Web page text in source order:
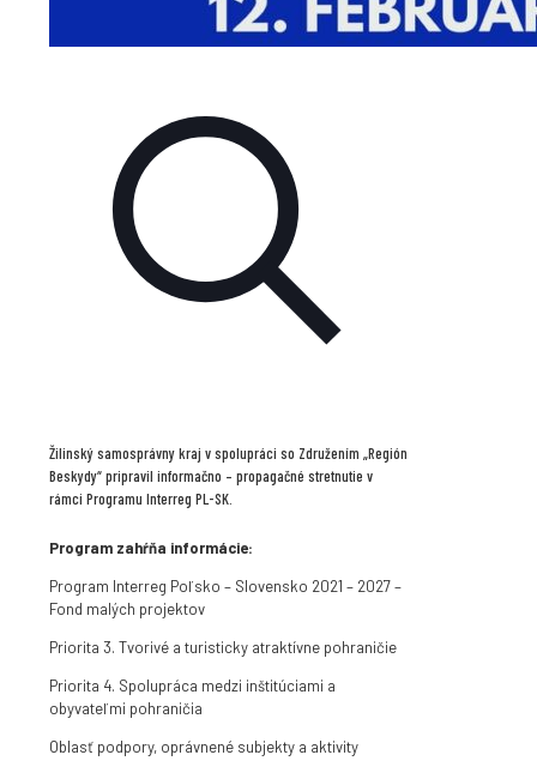
Žilinský samosprávny kraj v spolupráci so Združením „Región
Beskydy“ pripravil informačno – propagačné stretnutie v
rámci Programu Interreg PL-SK.
Program zahŕňa informácie:
Program Interreg Poľsko – Slovensko 2021 – 2027 –
Fond malých projektov
Priorita 3. Tvorivé a turisticky atraktívne pohraničie
Priorita 4. Spolupráca medzi inštitúciami a
obyvateľmi pohraničia
Oblasť podpory, oprávnené subjekty a aktivity